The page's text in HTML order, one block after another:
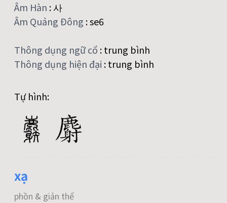
Âm Hàn :사
Âm Quảng Đông :se6
Thông dụng ngữ cổ :trung bình
Thông dụng hiện đại :trung bình
Tự hình:
xạ
phồn & giản thể